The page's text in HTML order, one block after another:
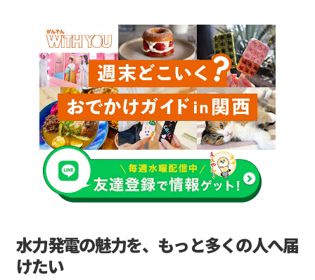
水力発電の魅力を、もっと多くの人へ届
けたい